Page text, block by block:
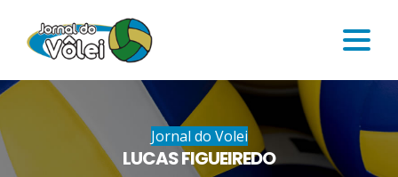
Jornal do Volei
LUCAS FIGUEIREDO